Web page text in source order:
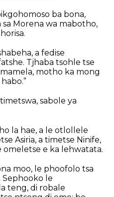
ba bona,
Morena wa mabotho,
a fedise
Tjhaba tsohle tse
motho ka mong
sabole ya
la hae, a le otlollele
Asiria, a timetse Ninife,
omeletse e ka lehwatata.
moo, le phoofolo tsa
Sephooko le
teng, di robale